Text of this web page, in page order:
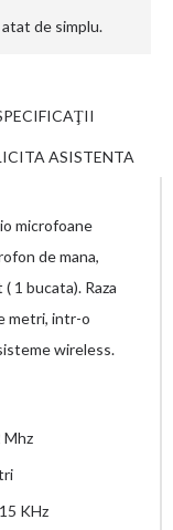
de simplu.
ASISTENTA
microfoane
de mana,
1 bucata). Raza
metri, intr-o
wireless.
Mhz
KHz